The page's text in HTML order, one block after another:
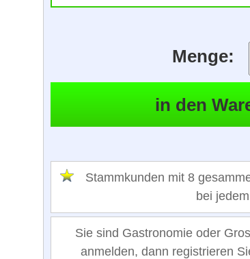
Menge:
Stammkunden mit 8
bei
Sie sind Gastronomie oder
anmelden, dann registrieren